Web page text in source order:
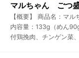
マルちゃん ごつ
【概要】 商品名：マ
内容量：133g（めん
付鶏挽肉、チンゲン菜